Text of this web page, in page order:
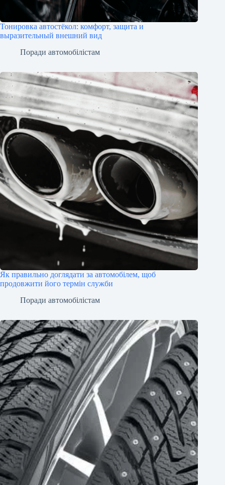
Тонировка автостёкол: комфорт, защита и
выразительный внешний вид
Поради автомобілістам
Як правильно доглядати за автомобілем, щоб
продовжити його термін служби
Поради автомобілістам